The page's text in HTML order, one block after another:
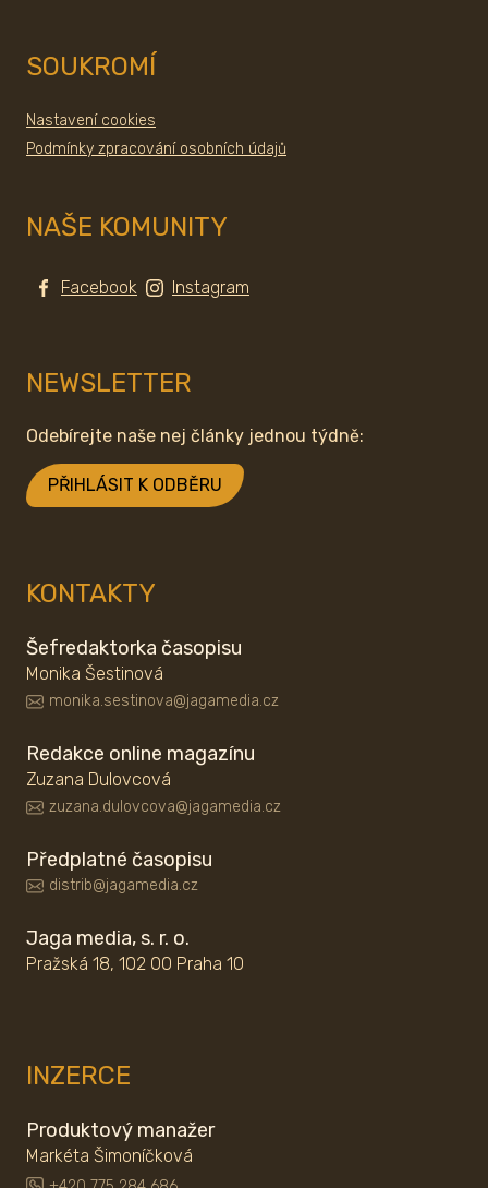
SOUKROMÍ
Nastavení cookies
Podmínky zpracování osobních údajů
NAŠE KOMUNITY
Facebook Instagram
NEWSLETTER
Odebírejte naše nej články jednou týdně:
PŘIHLÁSIT K ODBĚRU
KONTAKTY
Šefredaktorka časopisu
Monika Šestinová
monika.sestinova@jagamedia.cz
Redakce online magazínu
Zuzana Dulovcová
zuzana.dulovcova@jagamedia.cz
Předplatné časopisu
distrib@jagamedia.cz
Jaga media, s. r. o.
Pražská 18, 102 00 Praha 10
INZERCE
Produktový manažer
Markéta Šimoníčková